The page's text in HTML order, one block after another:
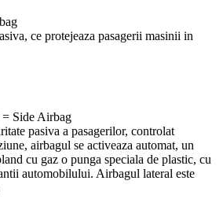
ce protejeaza pasagerii masinii in
Side Airbag
pasiva a pasagerilor, controlat
airbagul se activeaza automat, un
cu gaz o punga speciala de plastic, cu
automobilului. Airbagul lateral este